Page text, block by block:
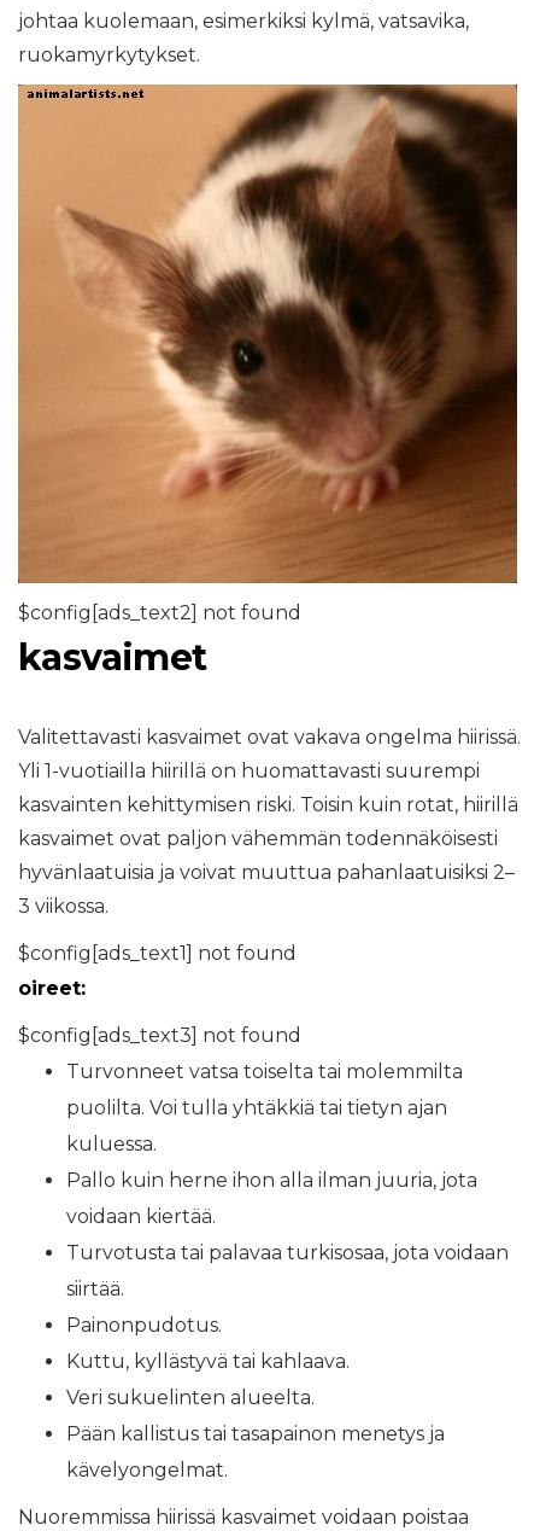
johtaa kuolemaan, esimerkiksi kylmä, vatsavika,
ruokamyrkytykset.
$config[ads_text2] not found
kasvaimet
Valitettavasti kasvaimet ovat vakava ongelma hiirissä.
Yli 1-vuotiailla hiirillä on huomattavasti suurempi
kasvainten kehittymisen riski. Toisin kuin rotat, hiirillä
kasvaimet ovat paljon vähemmän todennäköisesti
hyvänlaatuisia ja voivat muuttua pahanlaatuisiksi 2–
3 viikossa.
$config[ads_text1] not found
oireet:
$config[ads_text3] not found
Turvonneet vatsa toiselta tai molemmilta
puolilta. Voi tulla yhtäkkiä tai tietyn ajan
kuluessa.
Pallo kuin herne ihon alla ilman juuria, jota
voidaan kiertää.
Turvotusta tai palavaa turkisosaa, jota voidaan
siirtää.
Painonpudotus.
Kuttu, kyllästyvä tai kahlaava.
Veri sukuelinten alueelta.
Pään kallistus tai tasapainon menetys ja
kävelyongelmat.
Nuoremmissa hiirissä kasvaimet voidaan poistaa